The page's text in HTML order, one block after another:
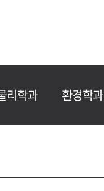
리학과 환경학과